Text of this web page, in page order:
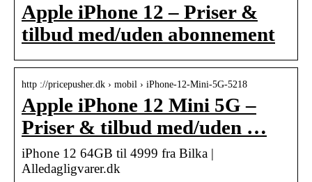
Apple iPhone 12 – Priser &
tilbud med/uden abonnement
http ://pricepusher.dk › mobil › iPhone-12-Mini-5G-5218
Apple iPhone 12 Mini 5G –
Priser & tilbud med/uden …
iPhone 12 64GB til 4999 fra Bilka |
Alledagligvarer.dk